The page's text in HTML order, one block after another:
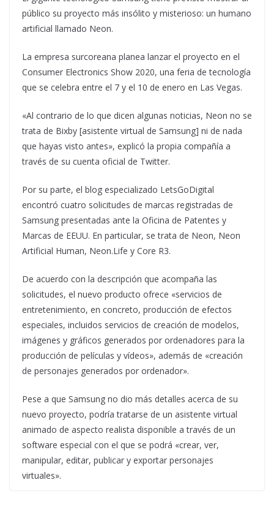
público su proyecto más insólito y misterioso: un humano
artificial llamado Neon.
La empresa surcoreana planea lanzar el proyecto en el
Consumer Electronics Show 2020, una feria de tecnología
que se celebra entre el 7 y el 10 de enero en Las Vegas.
«Al contrario de lo que dicen algunas noticias, Neon no se
trata de Bixby [asistente virtual de Samsung] ni de nada
que hayas visto antes», explicó la propia compañía a
través de su cuenta oficial de Twitter.
Por su parte, el blog especializado LetsGoDigital
encontró cuatro solicitudes de marcas registradas de
Samsung presentadas ante la Oficina de Patentes y
Marcas de EEUU. En particular, se trata de Neon, Neon
Artificial Human, Neon.Life y Core R3.
De acuerdo con la descripción que acompaña las
solicitudes, el nuevo producto ofrece «servicios de
entretenimiento, en concreto, producción de efectos
especiales, incluidos servicios de creación de modelos,
imágenes y gráficos generados por ordenadores para la
producción de películas y vídeos», además de «creación
de personajes generados por ordenador».
Pese a que Samsung no dio más detalles acerca de su
nuevo proyecto, podría tratarse de un asistente virtual
animado de aspecto realista disponible a través de un
software especial con el que se podrá «crear, ver,
manipular, editar, publicar y exportar personajes
virtuales».